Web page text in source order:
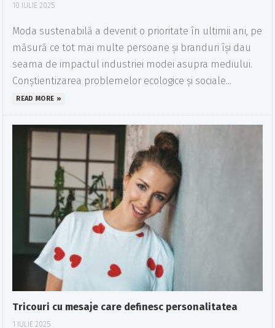
10 IULIE 2025
Moda sustenabilă a devenit o prioritate în ultimii ani, pe
măsură ce tot mai multe persoane și branduri își dau
seama de impactul industriei modei asupra mediului.
Conștientizarea problemelor ecologice și sociale...
READ MORE »
Tricouri cu mesaje care definesc personalitatea
1 IULIE 2025